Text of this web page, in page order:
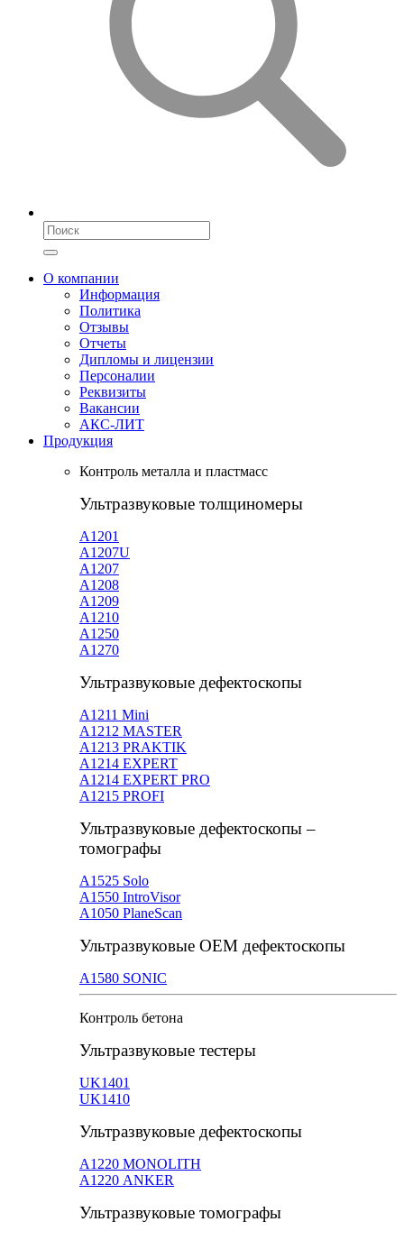
О компании
Информация
Политика
Отзывы
Отчеты
Дипломы и лицензии
Персоналии
Реквизиты
Вакансии
АКС-ЛИТ
Продукция
Контроль металла и пластмасс
Ультразвуковые толщиномеры
A1201
А1207U
А1207
А1208
А1209
А1210
А1250
А1270
Ультразвуковые дефектоскопы
А1211 Mini
А1212 MASTER
A1213 PRAKTIK
А1214 EXPERT
А1214 EXPERT PRO
A1215 PROFI
Ультразвуковые дефектоскопы –
томографы
А1525 Solo
А1550 IntroVisor
А1050 PlaneScan
Ультразвуковые ОЕМ дефектоскопы
A1580 SONIC
Контроль бетона
Ультразвуковые тестеры
UK1401
UK1410
Ультразвуковые дефектоскопы
А1220 MONOLITH
А1220 ANKER
Ультразвуковые томографы